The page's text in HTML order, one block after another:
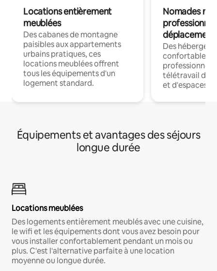
Locations entièrement
meublées
Des cabanes de montagne
paisibles aux appartements
urbains pratiques, ces
locations meublées offrent
tous les équipements d'un
logement standard.
Nomades
déplacement
Des
confortables
professionnels
télétravail
et d'espaces
Équipements et avantages des séjours
longue durée
Locations meublées
Des logements entièrement meublés avec une cuisine,
le wifi et les équipements dont vous avez besoin pour
vous installer confortablement pendant un mois ou
plus. C'est l'alternative parfaite à une location
moyenne ou longue durée.